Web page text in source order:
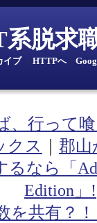
脱求
イブ｜ HTTPへ｜
、行って
クス
郡
なら「
Edition」!
を共有？